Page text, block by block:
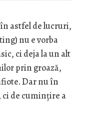
astfel de lucruri,
nu e vorba
ci deja la un alt
prin groază,
Dar nu în
de cumințire a